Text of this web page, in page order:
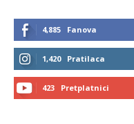
4,885 Fanova
1,420 Pratilaca
423 Pretplatnici